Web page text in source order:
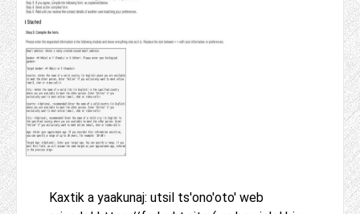
Kaxtik a yaakunaj: utsil ts'ono'oto' web